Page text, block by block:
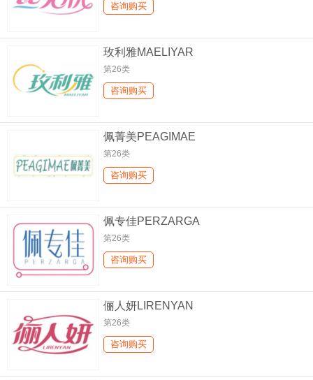
咨询购买
玫利雅MAELIYAR
第26类
咨询购买
佩菁美PEAGIMAE
第26类
咨询购买
佩专佳PERZARGA
第26类
咨询购买
俪人妍LIRENYAN
第26类
咨询购买